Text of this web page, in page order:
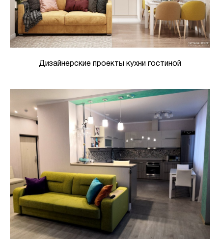
Дизайнерские проекты кухни гостиной